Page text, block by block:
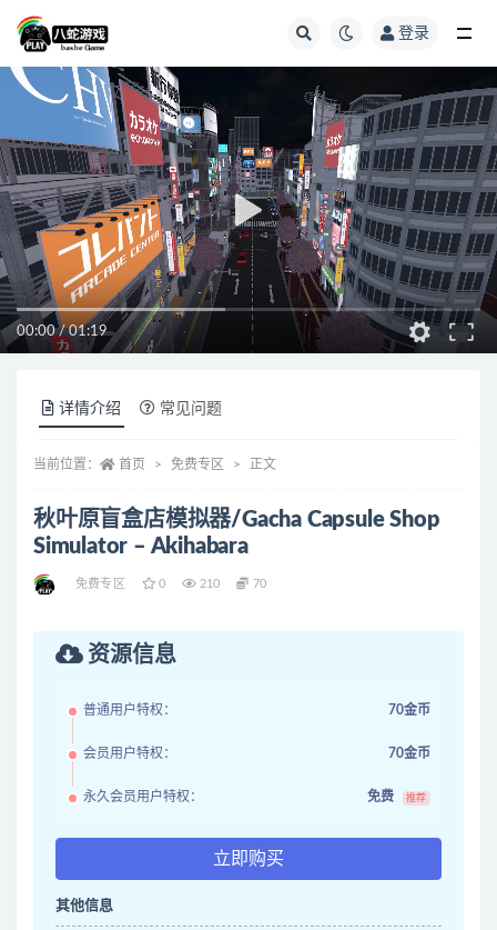
登录
00:00/01:19
详情介绍 常见问题
当前位置： 首页 免费专区 正文
秋叶原盲盒店模拟器/Gacha Capsule Shop
Simulator – Akihabara
免费专区 0 210 70
资源信息
普通用户特权： 70金币
会员用户特权： 70金币
永久会员用户特权： 免费 推荐
立即购买
其他信息